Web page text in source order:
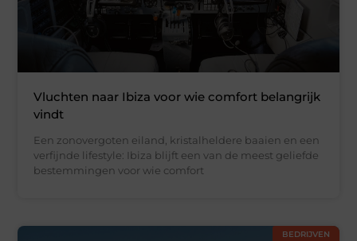
Vluchten naar Ibiza voor wie comfort belangrijk
vindt
Een zonovergoten eiland, kristalheldere baaien en een
verfijnde lifestyle: Ibiza blijft een van de meest geliefde
bestemmingen voor wie comfort
BEDRIJVEN